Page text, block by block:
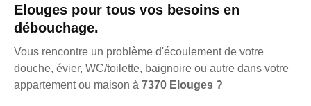
Elouges pour tous vos besoins en
débouchage.
Vous rencontre un problème d'écoulement de votre
douche, évier, WC/toilette, baignoire ou autre dans votre
appartement ou maison à 7370 Elouges ?